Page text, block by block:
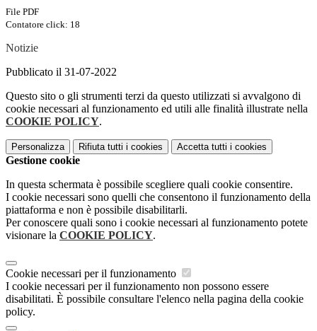
File PDF
Contatore click: 18
Notizie
Pubblicato il 31-07-2022
Questo sito o gli strumenti terzi da questo utilizzati si avvalgono di
cookie necessari al funzionamento ed utili alle finalità illustrate nella
COOKIE POLICY.
Personalizza Rifiuta tutti i cookies Accetta tutti i cookies
Gestione cookie
In questa schermata è possibile scegliere quali cookie consentire.
I cookie necessari sono quelli che consentono il funzionamento della
piattaforma e non è possibile disabilitarli.
Per conoscere quali sono i cookie necessari al funzionamento potete
visionare la COOKIE POLICY.
Cookie necessari per il funzionamento
I cookie necessari per il funzionamento non possono essere
disabilitati. È possibile consultare l'elenco nella pagina della cookie
policy.